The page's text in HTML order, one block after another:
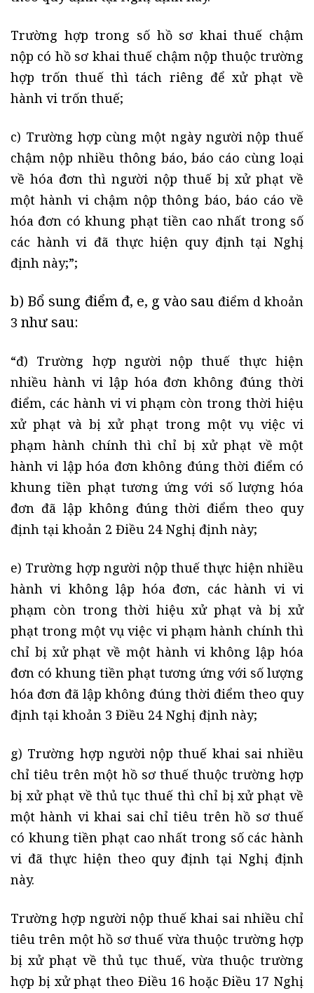
Trường hợp trong số hồ sơ khai thuế chậm
nộp có hồ sơ khai thuế chậm nộp thuộc trường
hợp trốn thuế thì tách riêng để xử phạt về
hành vi trốn thuế;
c) Trường hợp cùng một ngày người nộp thuế
chậm nộp nhiều thông báo, báo cáo cùng loại
về hóa đơn thì người nộp thuế bị xử phạt về
một hành vi chậm nộp thông báo, báo cáo về
hóa đơn có khung phạt tiền cao nhất trong số
các hành vi đã thực hiện quy định tại Nghị
định này;”;
b) Bổ sung điểm đ, e, g vào sau điểm d khoản
3 như sau:
“đ) Trường hợp người nộp thuế thực hiện
nhiều hành vi lập hóa đơn không đúng thời
điểm, các hành vi vi phạm còn trong thời hiệu
xử phạt và bị xử phạt trong một vụ việc vi
phạm hành chính thì chỉ bị xử phạt về một
hành vi lập hóa đơn không đúng thời điểm có
khung tiền phạt tương ứng với số lượng hóa
đơn đã lập không đúng thời điểm theo quy
định tại khoản 2 Điều 24 Nghị định này;
e) Trường hợp người nộp thuế thực hiện nhiều
hành vi không lập hóa đơn, các hành vi vi
phạm còn trong thời hiệu xử phạt và bị xử
phạt trong một vụ việc vi phạm hành chính thì
chỉ bị xử phạt về một hành vi không lập hóa
đơn có khung tiền phạt tương ứng với số lượng
hóa đơn đã lập không đúng thời điểm theo quy
định tại khoản 3 Điều 24 Nghị định này;
g) Trường hợp người nộp thuế khai sai nhiều
chỉ tiêu trên một hồ sơ thuế thuộc trường hợp
bị xử phạt về thủ tục thuế thì chỉ bị xử phạt về
một hành vi khai sai chỉ tiêu trên hồ sơ thuế
có khung tiền phạt cao nhất trong số các hành
vi đã thực hiện theo quy định tại Nghị định
này.
Trường hợp người nộp thuế khai sai nhiều chỉ
tiêu trên một hồ sơ thuế vừa thuộc trường hợp
bị xử phạt về thủ tục thuế, vừa thuộc trường
hợp bị xử phạt theo Điều 16 hoặc Điều 17 Nghị